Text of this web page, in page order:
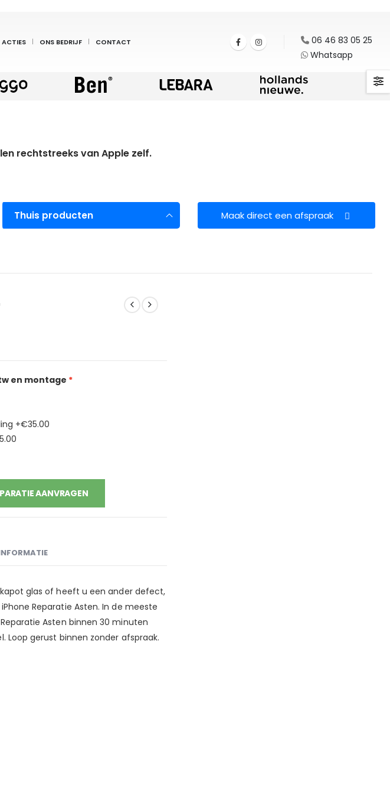
ACTIES ONS BEDRIJF CONTACT
06 46 83 05 25
Whatsapp
rechtstreeks van Apple zelf.
Thuis producten Maak direct een afspraak
en montage
+€35.00
AANVRAGEN
glas of heeft u een ander defect,
Reparatie Asten. In de meeste
Asten binnen 30 minuten
Loop gerust binnen zonder afspraak.